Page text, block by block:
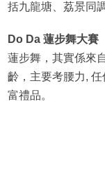
括九龍塘、荔景同
Do Da 蓮步舞大賽
蓮步舞，其實係來
齡，主要考腰力,
富禮品。